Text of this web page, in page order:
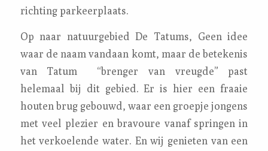
richting parkeerplaats.
Op naar natuurgebied De Tatums, Geen idee
waar de naam vandaan komt, maar de betekenis
van Tatum “brenger van vreugde” past
helemaal bij dit gebied. Er is hier een fraaie
houten brug gebouwd, waar een groepje jongens
met veel plezier en bravoure vanaf springen in
het verkoelende water. En wij genieten van een